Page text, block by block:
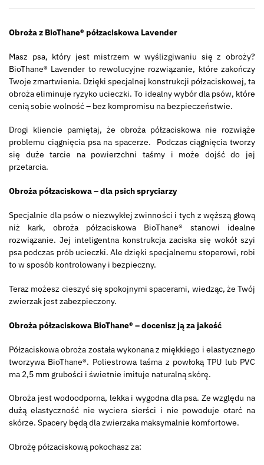
Obroża z BioThane® półzaciskowa Lavender
Masz psa, który jest mistrzem w wyślizgiwaniu się z obroży?
BioThane® Lavender to rewolucyjne rozwiązanie, które zakończy
Twoje zmartwienia. Dzięki specjalnej konstrukcji półzaciskowej, ta
obroża eliminuje ryzyko ucieczki. To idealny wybór dla psów, które
cenią sobie wolność – bez kompromisu na bezpieczeństwie.
Drogi kliencie pamiętaj, że obroża półzaciskowa nie rozwiąże
problemu ciągnięcia psa na spacerze. Podczas ciągnięcia tworzy
się duże tarcie na powierzchni taśmy i może dojść do jej
przetarcia.
Obroża półzaciskowa – dla psich spryciarzy
Specjalnie dla psów o niezwykłej zwinności i tych z węższą głową
niż kark, obroża półzaciskowa BioThane® stanowi idealne
rozwiązanie. Jej inteligentna konstrukcja zaciska się wokół szyi
psa podczas prób ucieczki. Ale dzięki specjalnemu stoperowi, robi
to w sposób kontrolowany i bezpieczny.
Teraz możesz cieszyć się spokojnymi spacerami, wiedząc, że Twój
zwierzak jest zabezpieczony.
Obroża półzaciskowa BioThane® – docenisz ją za jakość
Półzaciskowa obroża została wykonana z miękkiego i elastycznego
tworzywa BioThane®. Poliestrowa taśma z powłoką TPU lub PVC
ma 2,5 mm grubości i świetnie imituje naturalną skórę.
Obroża jest wodoodporna, lekka i wygodna dla psa. Ze względu na
dużą elastyczność nie wyciera sierści i nie powoduje otarć na
skórze. Spacery będą dla zwierzaka maksymalnie komfortowe.
Obrożę półzaciskową pokochasz za: